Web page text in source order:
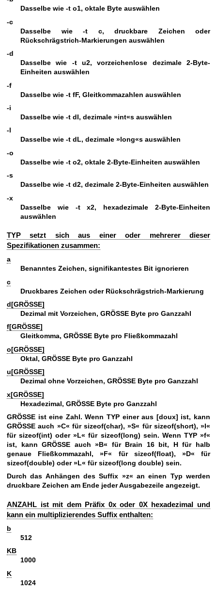
Dasselbe wie -t o1, oktale Byte auswählen
-c
Dasselbe wie -t c, druckbare Zeichen oder
Rückschrägstrich‐Markierungen auswählen
-d
Dasselbe wie -tu2, vorzeichenlose dezimale 2‐Byte‐
Einheiten auswählen
-f
Dasselbe wie -t fF, Gleitkommazahlen auswählen
-i
Dasselbe wie -t dI, dezimale »int«s auswählen
-l
Dasselbe wie -t dL, dezimale »long«s auswählen
-o
Dasselbe wie -t o2, oktale 2‐Byte‐Einheiten auswählen
-s
Dasselbe wie -t d2, dezimale 2‐Byte‐Einheiten auswählen
-x
Dasselbe wie -tx2, hexadezimale 2‐Byte‐Einheiten
auswählen
TYP setzt sich aus einer oder mehrerer dieser
Spezifikationen zusammen:
a
Benanntes Zeichen, signifikantestes Bit ignorieren
c
Druckbares Zeichen oder Rückschrägstrich‐Markierung
d[GRÖSSE]
Dezimal mit Vorzeichen, GRÖSSE Byte pro Ganzzahl
f[GRÖSSE]
Gleitkomma, GRÖSSE Byte pro Fließkommazahl
o[GRÖSSE]
Oktal, GRÖSSE Byte pro Ganzzahl
u[GRÖSSE]
Dezimal ohne Vorzeichen, GRÖSSE Byte pro Ganzzahl
x[GRÖSSE]
Hexadezimal, GRÖSSE Byte pro Ganzzahl
GRÖSSE ist eine Zahl. Wenn TYP einer aus [doux] ist, kann
GRÖSSE auch »C« für sizeof(char), »S« für sizeof(short), »I«
für sizeof(int) oder »L« für sizeof(long) sein. Wenn TYP »f«
ist, kann GRÖSSE auch »B« für Brain 16 bit, H für halb
genaue Fließkommazahl, »F« für sizeof(float), »D« für
sizeof(double) oder »L« für sizeof(long double) sein.
Durch das Anhängen des Suffix »z« an einen Typ werden
druckbare Zeichen am Ende jeder Ausgabezeile angezeigt.
ANZAHL ist mit dem Präfix 0x oder 0X hexadezimal und
kann ein multiplizierendes Suffix enthalten:
b
512
KB
1000
K
1024